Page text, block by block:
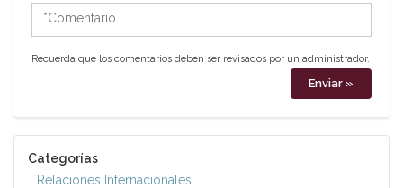
*Comentario
Recuerda que los comentarios deben ser revisados por un administrador.
Categorías
Relaciones Internacionales